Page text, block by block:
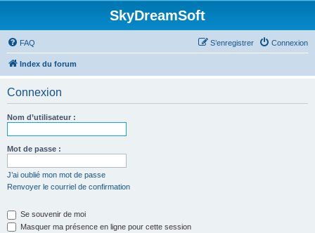
SkyDreamSoft
FAQ Connexion
S’enregistrer
Index du forum
Connexion
Nom d’utilisateur :
Mot de passe :
J’ai oublié mon mot de passe
Renvoyer le courriel de confirmation
Se souvenir de moi
Masquer ma présence en ligne pour cette session